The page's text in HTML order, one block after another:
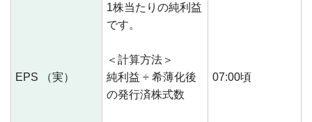
EPS （実）
1株当たりの純利益
です。
＜計算方法＞
純利益 ÷ 希薄化後
の発行済株式数
07:00頃